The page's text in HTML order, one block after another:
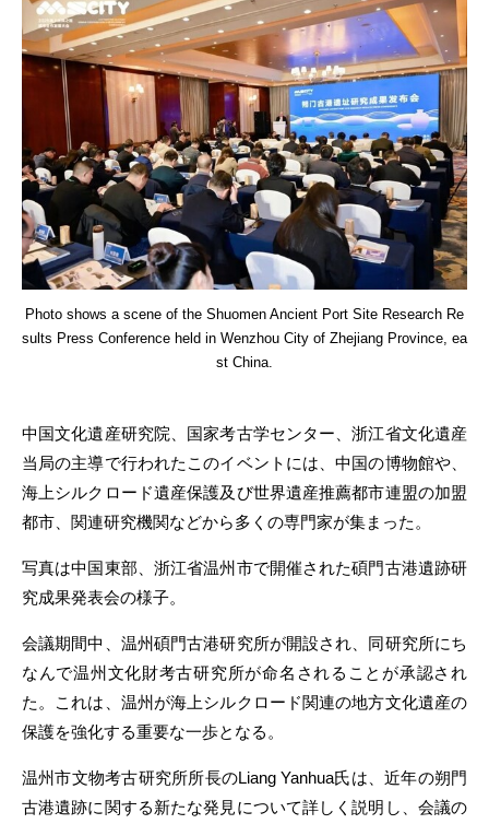
Photo shows a scene of the Shuomen Ancient Port Site Research Re
sults Press Conference held in Wenzhou City of Zhejiang Province, ea
st China.
中国文化遺産研究院、国家考古学センター、浙江省文化遺産
当局の主導で行われたこのイベントには、中国の博物館や、
海上シルクロード遺産保護及び世界遺産推薦都市連盟の加盟
都市、関連研究機関などから多くの専門家が集まった。
写真は中国東部、浙江省温州市で開催された碩門古港遺跡研
究成果発表会の様子。
会議期間中、温州碩門古港研究所が開設され、同研究所にち
なんで温州文化財考古研究所が命名されることが承認され
た。これは、温州が海上シルクロード関連の地方文化遺産の
保護を強化する重要な一歩となる。
温州市文物考古研究所所長のLiang Yanhua氏は、近年の朔門
古港遺跡に関する新たな発見について詳しく説明し、会議の